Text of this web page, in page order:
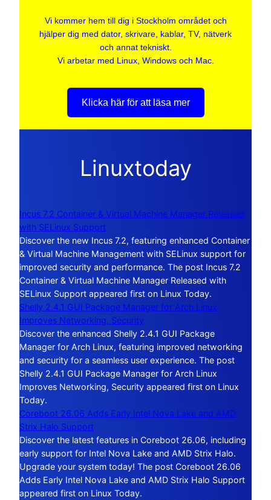
Vi kommer hem till dig i Stockholm området och
hjälper dig med dator, skrivare, kablar, TV, nätverk
och annat tekniskt.
Vi arbetar med Linux, Windows och Mac.
Klicka här för att läsa mer
Linuxtoday
Incus 7.2 Container & Virtual Machine Manager Released
with SELinux Support
Discover the new Incus 7.2, featuring enhanced Container
& Virtual Machine Management with SELinux support for
improved security and performance. The post Incus 7.2
Container & Virtual Machine Manager Released with
SELinux Support appeared first on Linux Today.
Shelly 2.4.1 GUI Package Manager for Arch Linux
Improves Networking, Security
Discover the enhanced Shelly 2.4.1 GUI Package
Manager for Arch Linux, featuring improved networking
and security for a seamless user experience. The post
Shelly 2.4.1 GUI Package Manager for Arch Linux
Improves Networking, Security appeared first on Linux
Today.
Coreboot 26.06 Adds Early Intel Nova Lake and AMD
Strix Halo Support
Discover the latest features in Coreboot 26.06, including
early support for Intel Nova Lake and AMD Strix Halo.
Upgrade your system today! The post Coreboot 26.06
Adds Early Intel Nova Lake and AMD Strix Halo Support
appeared first on Linux Today.